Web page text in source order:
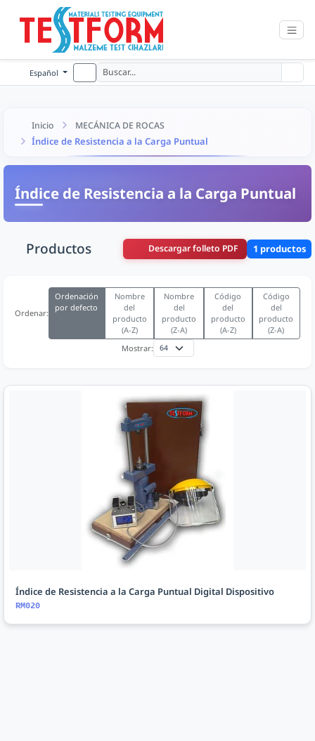
Español
Inicio MECÁNICA DE ROCAS
Índice de Resistencia a la Carga Puntual
Índice de Resistencia a la Carga Puntual
Productos Descargar folleto PDF 1 productos
Ordenar:
Ordenación
por defecto
Nombre
del
producto
(A-Z)
Nombre
del
producto
(Z-A)
Código
del
producto
(A-Z)
Código
del
producto
(Z-A)
Mostrar:
Índice de Resistencia a la Carga Puntual Digital Dispositivo
RM020